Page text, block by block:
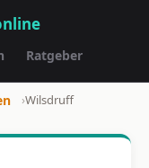
Ratgeber
›Wilsdruff